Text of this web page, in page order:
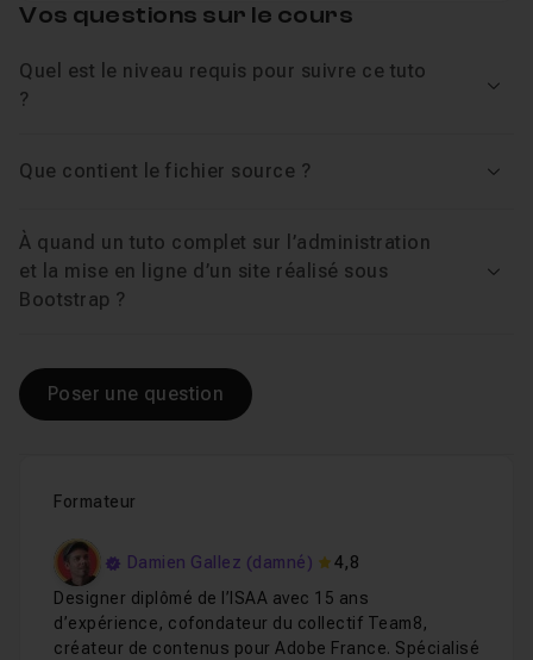
Formateur
Damien Gallez (damné)
4,8
Designer diplômé de l’ISAA avec 15 ans
d’expérience, cofondateur du collectif Team8,
créateur de contenus pour Adobe France. Spécialisé
Vos questions sur le cours
Quel est le niveau requis pour suivre ce tuto
?
Que contient le fichier source ?
À quand un tuto complet sur l’administration
et la mise en ligne d’un site réalisé sous
Bootstrap ?
Poser une question